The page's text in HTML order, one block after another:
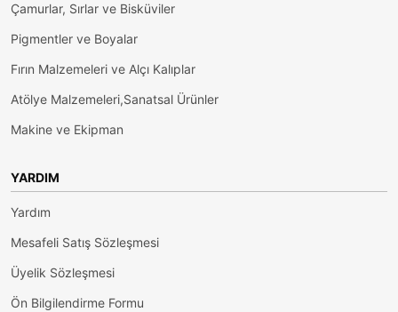
Çamurlar, Sırlar ve Bisküviler
Pigmentler ve Boyalar
Fırın Malzemeleri ve Alçı Kalıplar
Atölye Malzemeleri,Sanatsal Ürünler
Makine ve Ekipman
YARDIM
Yardım
Mesafeli Satış Sözleşmesi
Üyelik Sözleşmesi
Ön Bilgilendirme Formu